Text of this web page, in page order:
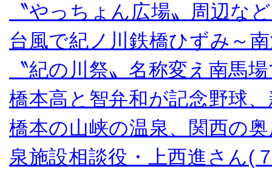
〝やっちょん広場〟周辺な
台風で紀ノ川鉄橋ひずみ～
〝紀の川祭〟名称変え南馬
橋本高と智弁和が記念野球
橋本の山峡の温泉、関西の
泉施設相談役・上西進さん(